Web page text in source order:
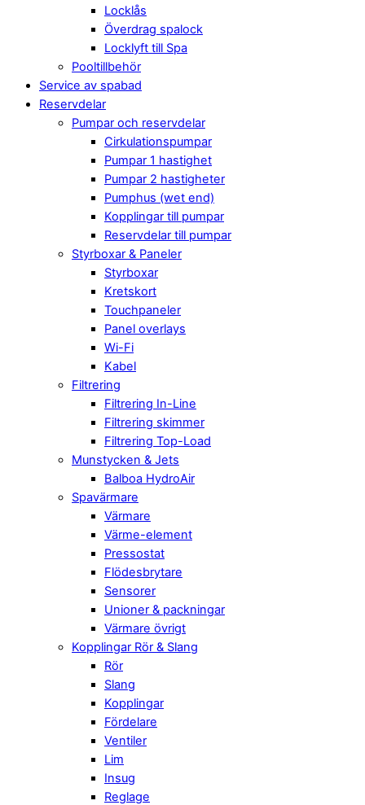
Locklås
Överdrag spalock
Locklyft till Spa
Pooltillbehör
Service av spabad
Reservdelar
Pumpar och reservdelar
Cirkulationspumpar
Pumpar 1 hastighet
Pumpar 2 hastigheter
Pumphus (wet end)
Kopplingar till pumpar
Reservdelar till pumpar
Styrboxar & Paneler
Styrboxar
Kretskort
Touchpaneler
Panel overlays
Wi-Fi
Kabel
Filtrering
Filtrering In-Line
Filtrering skimmer
Filtrering Top-Load
Munstycken & Jets
Balboa HydroAir
Spavärmare
Värmare
Värme-element
Pressostat
Flödesbrytare
Sensorer
Unioner & packningar
Värmare övrigt
Kopplingar Rör & Slang
Rör
Slang
Kopplingar
Fördelare
Ventiler
Lim
Insug
Reglage